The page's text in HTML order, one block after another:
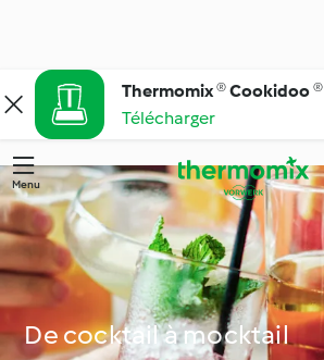
Thermomix ® Cookidoo ®
Télécharger
Menu
De cocktail à mocktail